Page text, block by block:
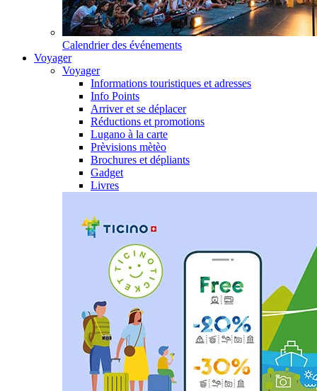
Calendrier des événements
Voyager
Voyager
Informations touristiques et adresses
Info Points
Arriver et se déplacer
Réductions et promotions
Lugano à la carte
Prèvisions mètèo
Brochures et dépliants
Gadget
Livres